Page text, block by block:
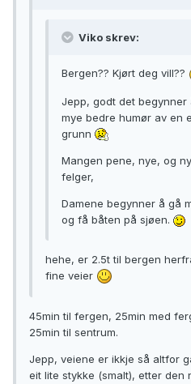
Viko skrev:
Bergen?? Kjørt deg vill??
Jepp, godt det begynner
mye bedre humør av en
grunn
Mangen pene, nye, og
felger,
Damene begynner å gå
og få båten på sjøen.
hehe, er 2.5t til bergen
fine veier
45min til fergen, 25min med
25min til sentrum.
Jepp, veiene er ikkje så altfor
eit lite stykke (smalt), etter den